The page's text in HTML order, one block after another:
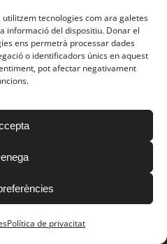
tecnologies com ara galetes
informació del dispositiu. Donar el
ens permetrà processar dades
o identificadors únics en aquest
pot afectar negativament
Política de privacitat